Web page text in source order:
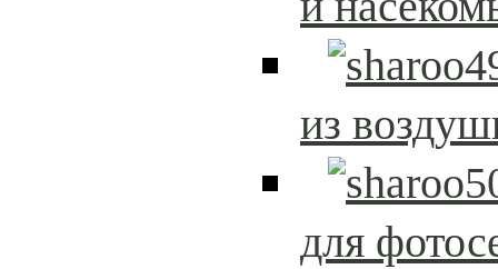
из
для